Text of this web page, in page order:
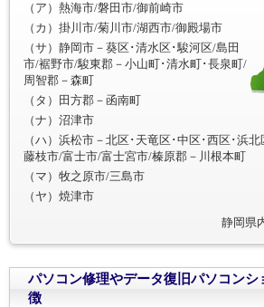
（ア）熱海市/磐田市/御前崎市
（カ）掛川市/菊川市/湖西市/御殿場市
（サ）静岡市－葵区･清水区･駿河区/島田
市/裾野市/駿東郡－小山町･清水町･長泉町/
周智郡－森町
（タ）田方郡－函南町
（ナ）沼津市
（ハ）浜松市－北区･天竜区･中区･西区･浜
藤枝市/富士市/富士宮市/榛原郡－川根本町
（マ）牧之原市/三島市
（ヤ）焼津市
静岡県
パソコン修理やデータ復旧パソコンシ
徴